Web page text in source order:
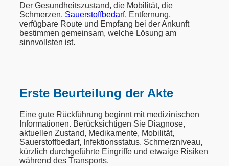
Der Gesundheitszustand, die Mobilität, die
Schmerzen, Sauerstoffbedarf, Entfernung,
verfügbare Route und Empfang bei der Ankunft
bestimmen gemeinsam, welche Lösung am
sinnvollsten ist.
Erste Beurteilung der Akte
Eine gute Rückführung beginnt mit medizinischen
Informationen. Berücksichtigen Sie Diagnose,
aktuellen Zustand, Medikamente, Mobilität,
Sauerstoffbedarf, Infektionsstatus, Schmerzniveau,
kürzlich durchgeführte Eingriffe und etwaige Risiken
während des Transports.